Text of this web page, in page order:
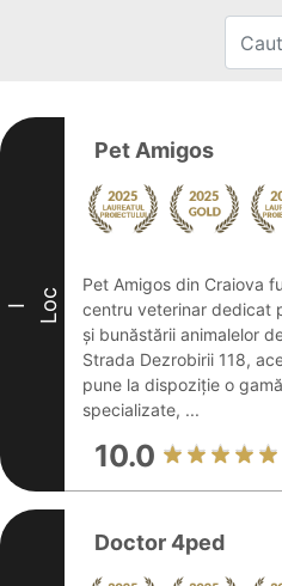
I Loc
Pet Amigos
Pet Amigos din Craiova
centru veterinar dedicat
și bunăstării animalelor
Strada Dezrobirii 118,
pune la dispoziție o
specializate, ...
10.0
Doctor 4ped